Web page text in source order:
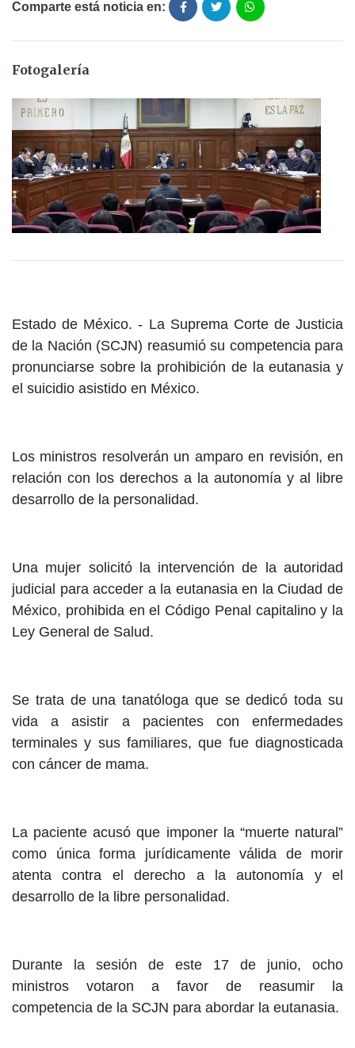
Comparte está noticia en:
Fotogalería
Estado de México. - La Suprema Corte de Justicia
de la Nación (SCJN) reasumió su competencia para
pronunciarse sobre la prohibición de la eutanasia y
el suicidio asistido en México.
Los ministros resolverán un amparo en revisión, en
relación con los derechos a la autonomía y al libre
desarrollo de la personalidad.
Una mujer solicitó la intervención de la autoridad
judicial para acceder a la eutanasia en la Ciudad de
México, prohibida en el Código Penal capitalino y la
Ley General de Salud.
Se trata de una tanatóloga que se dedicó toda su
vida a asistir a pacientes con enfermedades
terminales y sus familiares, que fue diagnosticada
con cáncer de mama.
La paciente acusó que imponer la “muerte natural”
como única forma jurídicamente válida de morir
atenta contra el derecho a la autonomía y el
desarrollo de la libre personalidad.
Durante la sesión de este 17 de junio, ocho
ministros votaron a favor de reasumir la
competencia de la SCJN para abordar la eutanasia.